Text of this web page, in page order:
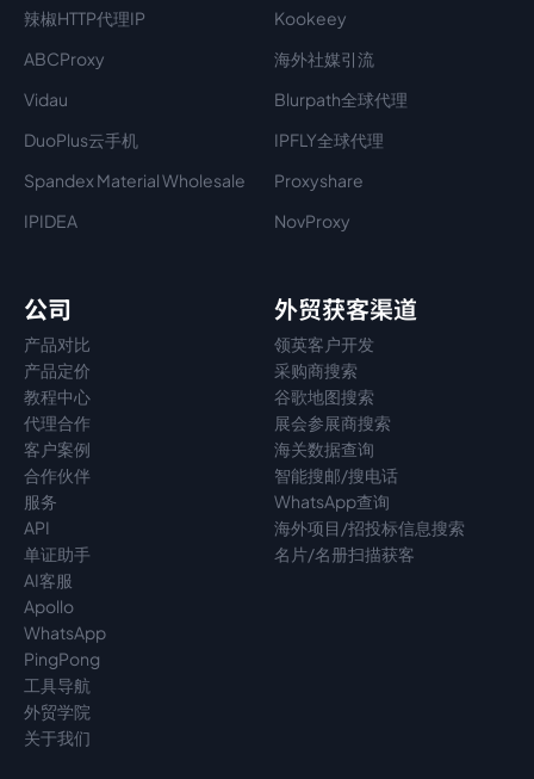
辣椒HTTP代理IP
Kookeey
ABCProxy
海外社媒引流
Vidau
Blurpath全球代理
DuoPlus云手机
IPFLY全球代理
Spandex Material Wholesale​
Proxyshare
IPIDEA
NovProxy
公司
产品对比
产品定价
教程中心
代理合作
客户案例
合作伙伴
服务
API
单证助手
AI客服
Apollo
WhatsApp
PingPong
工具导航
外贸学院
关于我们
外贸获客渠道
领英客户开发
采购商搜索
谷歌地图搜索
展会参展商搜索
海关数据查询
智能搜邮/搜电话
WhatsApp查询
海外项目/招投标信息搜索
名片/名册扫描获客